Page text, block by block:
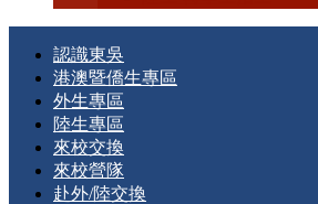
認識東吳
港澳暨僑生專區
外生專區
陸生專區
來校交換
來校營隊
赴外/陸交換